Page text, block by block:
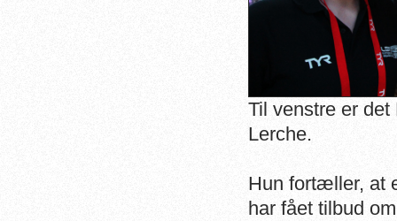
Til venstre er det
Lerche.
Hun fortæller, at
har fået tilbud